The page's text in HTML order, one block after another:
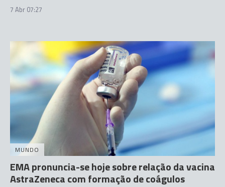
7 Abr 07:27
MUNDO
EMA pronuncia-se hoje sobre relação da vacina
AstraZeneca com formação de coágulos